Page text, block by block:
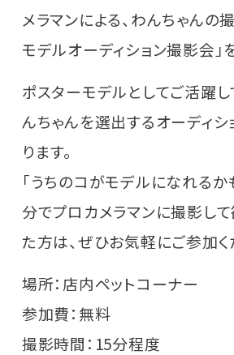
メラマンによる、わんちゃんの
モデルオーディション撮影会」
ポスターモデルとしてご活躍し
んちゃんを選出するオーディ
ります。
「うちのコがモデルになれるか
分でプロカメラマンに撮影して
た方は、ぜひお気軽にご参加く
場所：店内ペットコーナー
参加費：無料
撮影時間：15分程度